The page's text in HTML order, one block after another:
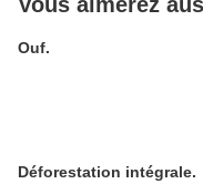
Ouf.
Déforestation intégrale.